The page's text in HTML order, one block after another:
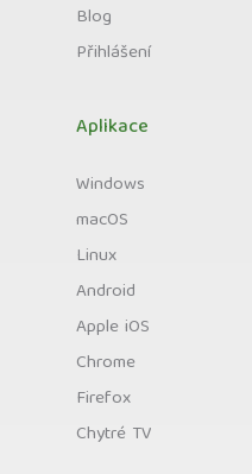
Blog
Přihlášení
Aplikace
Windows
macOS
Linux
Android
Apple iOS
Chrome
Firefox
Chytré TV